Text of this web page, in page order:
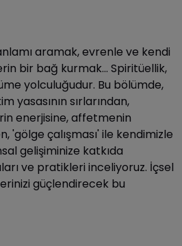
aramak, evrenle ve kendi
bir bağ kurmak... Spiritüellik,
yolculuğudur. Bu bölümde,
yasasının sırlarından,
enerjisine, affetmenin
'gölge çalışması' ile kendimizle
gelişiminize katkıda
ve pratikleri inceliyoruz. İçsel
güçlendirecek bu